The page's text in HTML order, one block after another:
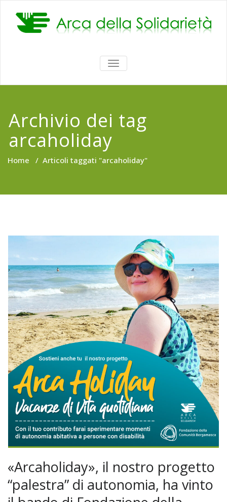
contenuto
ATTIVA/DISATTIVA
MENU
Archivio dei tag
arcaholiday
Home / Articoli taggati "arcaholiday"
«Arcaholiday», il nostro progetto
“palestra” di autonomia, ha vinto